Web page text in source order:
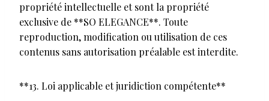
propriété intellectuelle et sont la propriété
exclusive de **SO ELEGANCE**. Toute
reproduction, modification ou utilisation de ces
contenus sans autorisation préalable est interdite.
**13. Loi applicable et juridiction compétente**